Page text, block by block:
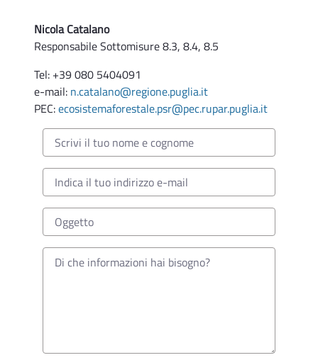
Nicola Catalano
Responsabile Sottomisure 8.3, 8.4, 8.5
Tel: +39 080 5404091
e-mail: n.catalano@regione.puglia.it
PEC:ecosistemaforestale.psr@pec.rupar.puglia.it